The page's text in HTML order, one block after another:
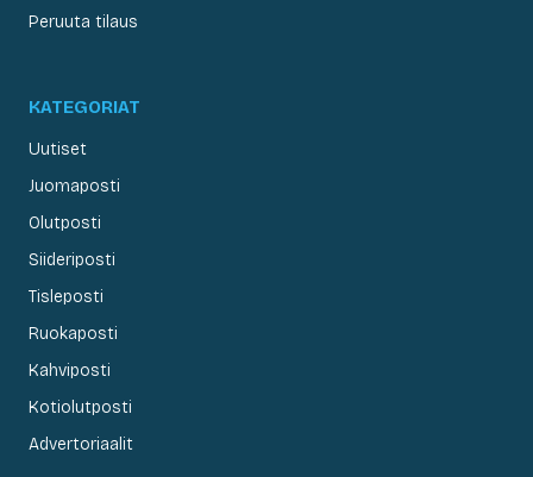
Peruuta tilaus
KATEGORIAT
Uutiset
Juomaposti
Olutposti
Siideriposti
Tisleposti
Ruokaposti
Kahviposti
Kotiolutposti
Advertoriaalit